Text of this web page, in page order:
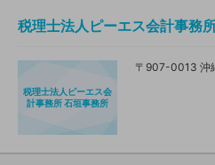
税理士法人ピーエス会計事務
税理士法人ピーエス会
計事務所 石垣事務所
〒907-0013 沖